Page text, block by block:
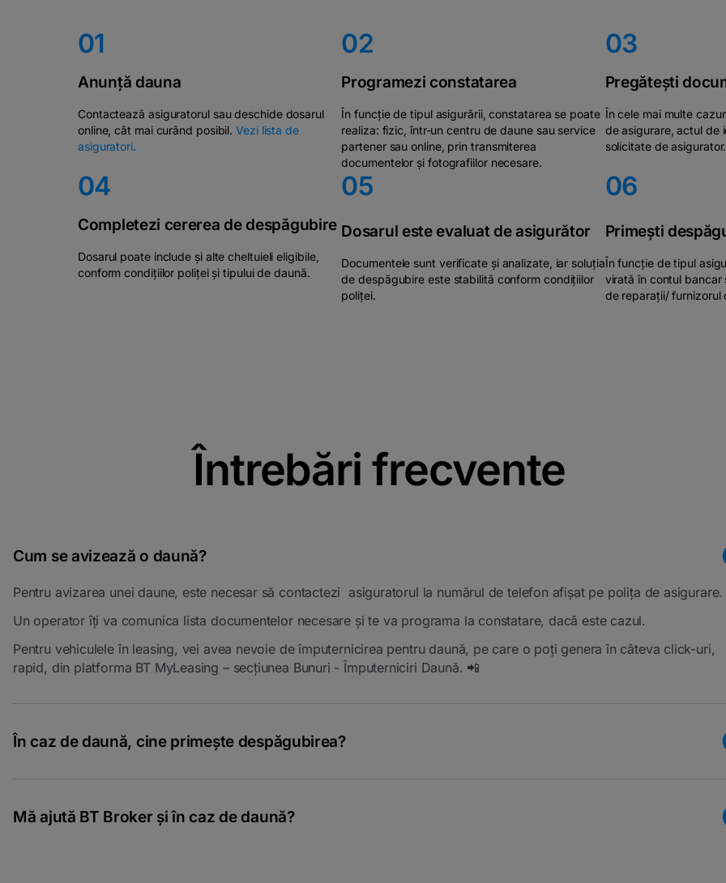
01
Anunță dauna
Contactează asiguratorul sau deschide dosarul
online, cât mai curând posibil.Vezi lista de
asiguratori.
02
Programezi constatarea
În funcție de tipul asigurării, constatarea se poate
realiza: fizic, într-un centru de daune sau service
partener sau online, prin transmiterea
documentelor și fotografiilor necesare.
03
Pregătești
În cele mai multe
de asigurare, actul de
solicitate de asigurator.
04
Completezi cererea de despăgubire
Dosarul poate include și alte cheltuieli eligibile,
conform condițiilor poliței și tipului de daună.
05
Dosarul este evaluat de asigurător
Documentele sunt verificate și analizate, iar soluția
de despăgubire este stabilită conform condițiilor
poliței.
06
Primești
În funcție de tipul
virată în contul
de reparații/ furnizorul
Întrebări frecvente
Cum se avizează o daună?
Pentru avizarea unei daune, este necesar să contactezi asiguratorul la numărul de telefon afișat pe polița de asigurare.
Un operator îți va comunica lista documentelor necesare și te va programa la constatare, dacă este cazul.
Pentru vehiculele în leasing, vei avea nevoie de împuternicirea pentru daună, pe care o poți genera în câteva click-uri,
rapid, din platforma BT MyLeasing – secțiunea Bunuri - Împuterniciri Daună. 📲
În caz de daună, cine primește despăgubirea?
Mă ajută BT Broker și în caz de daună?